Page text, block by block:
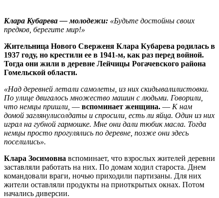
Клара Кубарева — молодежи: «Будьте достойны своих
предков, берегите мир!»
Жительница Нового Сверженя Клара Кубарева родилась в
1937 году, но крестили ее в 1941-м, как раз перед войной.
Тогда они жили в деревне Лейчицы Рогачевского района
Гомельской области.
«Над деревней летали самолеты, из них скидывалилистовки.
По улице двигалось множество машин с людьми. Говорили,
что немцы пришли, — вспоминает женщина. — К нам
домой заглянулисолдаты и спросили, есть ли яйца. Один из них
играл на губной гармошке. Мне они дали тюбик масла. Тогда
немцы просто прогулялись по деревне, позже они здесь
поселились».
Клара Зосимовна вспоминает, что взрослых жителей деревни
заставляли работать на них. По домам ходил староста. Днем
командовали враги, ночью приходили партизаны. Для них
жители оставляли продукты на приоткрытых окнах. Потом
начались диверсии.